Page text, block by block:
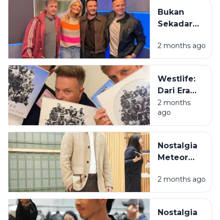
di
Pegunungan
Juara di
Hati Kita
Bukan
Sekadar
Westlife
Adalah
Tongkrongan
yang
Menolak
Bubar
2 months ago
Westlife:
Dari Era
Bangku
Lipat ke
Era Bapak-
Estetik
2 months
ago
Nostalgia
Meteor
Cerita di Balik
Terbentuknya
Pernah
2 months ago
Nostalgia